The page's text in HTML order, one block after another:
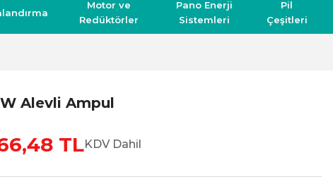
Motor ve
Redüktörler
Pano Enerji
Sistemleri
Pil
Çeşitleri
Alevli Ampul
TLKDV Dahil